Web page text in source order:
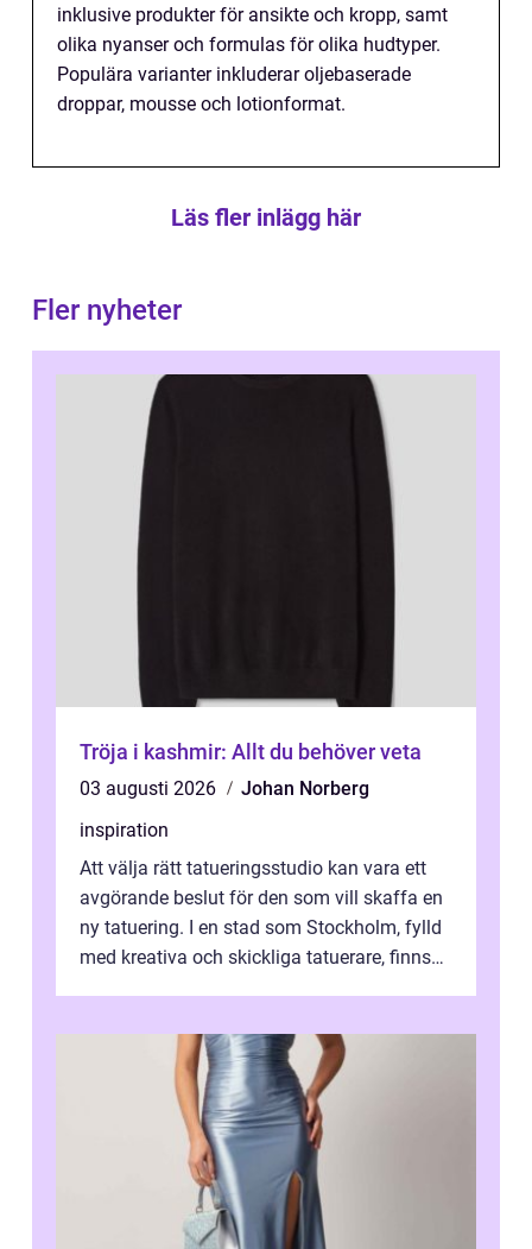
inklusive produkter för ansikte och kropp, samt
olika nyanser och formulas för olika hudtyper.
Populära varianter inkluderar oljebaserade
droppar, mousse och lotionformat.
Läs fler inlägg här
Fler nyheter
Tröja i kashmir: Allt du behöver veta
03 augusti 2026
Johan Norberg
inspiration
Att välja rätt tatueringsstudio kan vara ett
avgörande beslut för den som vill skaffa en
ny tatuering. I en stad som Stockholm, fylld
med kreativa och skickliga tatuerare, finns